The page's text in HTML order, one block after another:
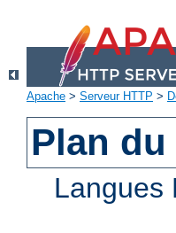
Apache > Serveur HTTP >
Plan
Langues